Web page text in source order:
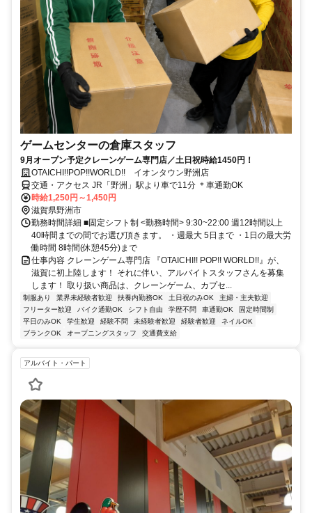
ゲームセンターの倉庫スタッフ
9月オープン予定クレーンゲーム専門店／土日祝時給1450円！
OTAICHI!!POP!!WORLD!! イオンタウン野洲店
交通・アクセス JR「野洲」駅より車で11分 ＊車通勤OK
時給1,250円～1,450円
滋賀県野洲市
勤務時間詳細 ■固定シフト制 <勤務時間> 9:30~22:00 週12時間以上
40時間までの間でお選び頂きます。 ・週最大 5日まで ・1日の最大労
働時間 8時間(休憩45分)まで
仕事内容 クレーンゲーム専門店 『OTAICHI!! POP!! WORLD!!』が、
滋賀に初上陸します！ それに伴い、アルバイトスタッフさんを募集
します！ 取り扱い商品は、クレーンゲーム、カプセ...
制服あり 業界未経験者歓迎 扶養内勤務OK 土日祝のみOK
主婦・主夫歓迎
フリーター歓迎
バイク通勤OK シフト自由 学歴不問 車通勤OK
固定時間制
平日のみOK
学生歓迎 経験不問 未経験者歓迎 経験者歓迎
ネイルOK
ブランクOK
オープニングスタッフ 交通費支給
アルバイト・パート